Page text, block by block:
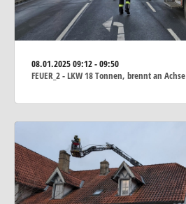
08.01.202509:12 - 09:50
FEUER_2 - LKW 18 Tonnen, brennt an Achse